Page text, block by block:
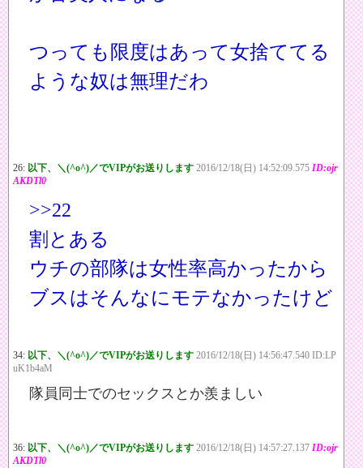
つっても限度はあって女捨ててる
ような奴は無理だわ
26: 以下、＼(^o^)／でVIPがお送りします 2016/12/18(日) 14:52:09.575 ID:ojr
AKDTl0
>>22
割とある
ウチの部隊は女性率高かったから
ブスはそんなにモテなかったけど
34: 以下、＼(^o^)／でVIPがお送りします 2016/12/18(日) 14:56:47.540 ID:LP
uK1b4aM
隊員同士でのセックスとか羨ましい
36: 以下、＼(^o^)／でVIPがお送りします 2016/12/18(日) 14:57:27.137 ID:ojr
AKDTl0